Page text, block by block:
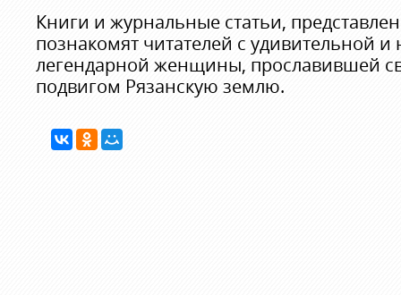
Книги и журнальные статьи,
познакомят читателей с удивительной и
легендарной женщины, прославившей
подвигом Рязанскую землю.